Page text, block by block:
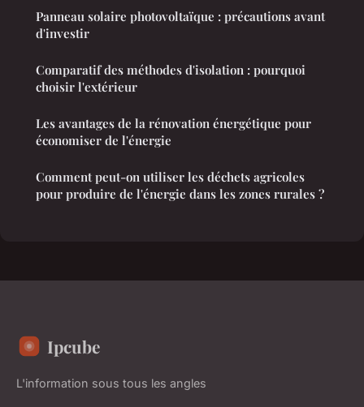
Panneau solaire photovoltaïque : précautions avant
d'investir
Comparatif des méthodes d'isolation : pourquoi
choisir l'extérieur
Les avantages de la rénovation énergétique pour
économiser de l'énergie
Comment peut-on utiliser les déchets agricoles
pour produire de l'énergie dans les zones rurales ?
Ipcube
L'information sous tous les angles